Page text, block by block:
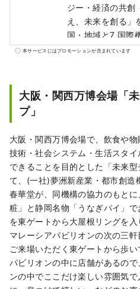
ジー・経済の共創
え、未来を創る」
国・地域と7 国際
博と同期間の6ヵ
循環といのち輝く
献。 万博を契機に
(一社)夢洲新産業
（株）健康都市
https://
大阪市北区梅田3
E-mail：
TEL：06-6136-
本サービスにはプロモーションが含まれています
大阪・関西万博会場「
プ」
大阪・関西万博会場で、飲食や
技術・社会システム・生活スタ
できることを目的とした「未来
て、(一社)夢洲新産業・都市創造
春華堂が、同機構の協力のもと
粧」と静岡名物「うなぎパイ」
を東ゲートから大屋根リングを
マレーシアパビリオンの次の三
ご来場いただく東ゲートから歩
パビリオンの中に店舗があるの
ンの中でここだけ楽しい雰囲気